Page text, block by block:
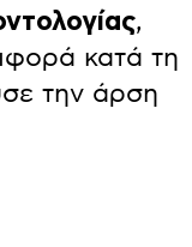
,
κατά τη
την άρση